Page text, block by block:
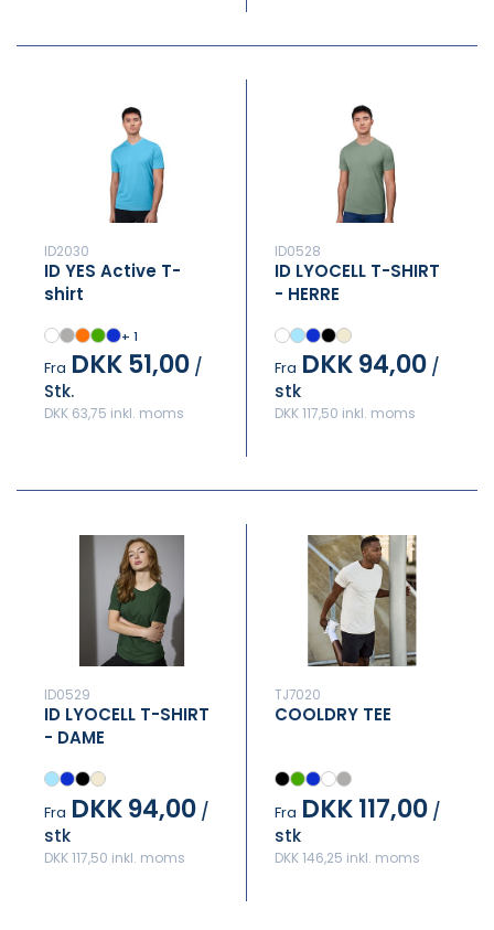
ID2030
ID YES Active T-
shirt
+ 1
Fra DKK 51,00 /
Stk.
DKK 63,75 inkl. moms
ID0528
ID LYOCELL T-SHIRT
- HERRE
Fra DKK 94,00 /
stk
DKK 117,50 inkl. moms
ID0529
ID LYOCELL T-SHIRT
- DAME
Fra DKK 94,00 /
stk
DKK 117,50 inkl. moms
TJ7020
COOLDRY TEE
Fra DKK 117,00 /
stk
DKK 146,25 inkl. moms